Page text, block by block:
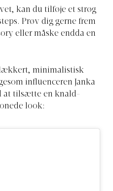
kan du tilføje et strøg
Prøv dig gerne frem
eller måske endda en
minimalistisk
influenceren Janka
at tilsætte en knald-
look: